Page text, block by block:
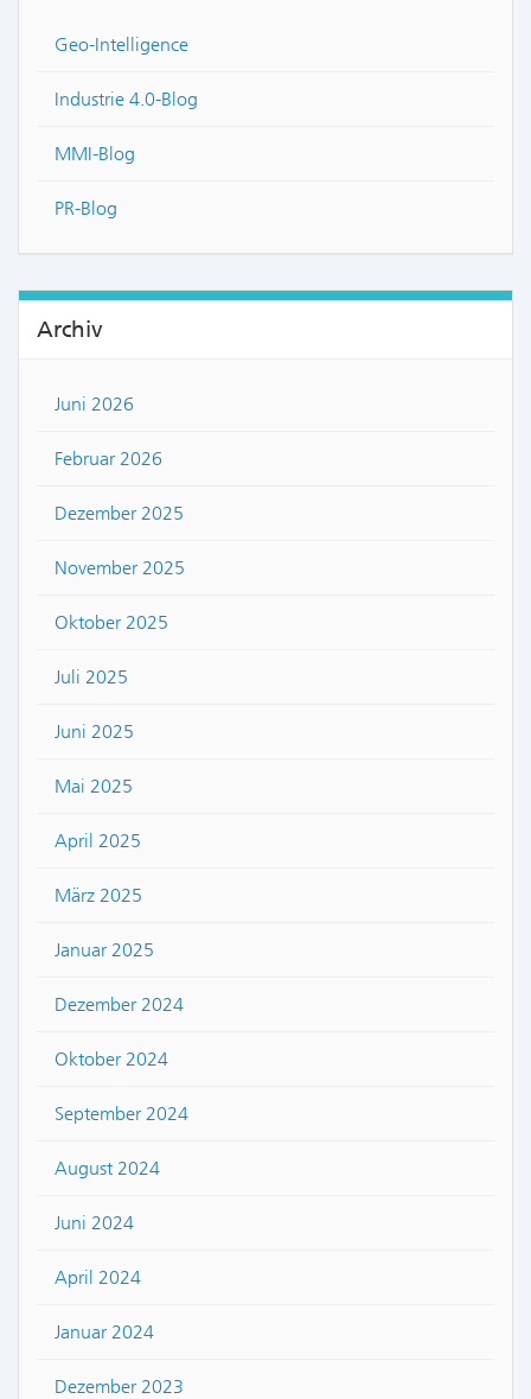
Geo-Intelligence
Industrie 4.0-Blog
MMI-Blog
PR-Blog
Archiv
Juni 2026
Februar 2026
Dezember 2025
November 2025
Oktober 2025
Juli 2025
Juni 2025
Mai 2025
April 2025
März 2025
Januar 2025
Dezember 2024
Oktober 2024
September 2024
August 2024
Juni 2024
April 2024
Januar 2024
Dezember 2023